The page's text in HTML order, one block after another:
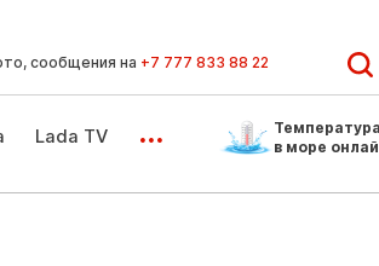
сообщения на +7 777 833 88 22
Lada TV ...
в море